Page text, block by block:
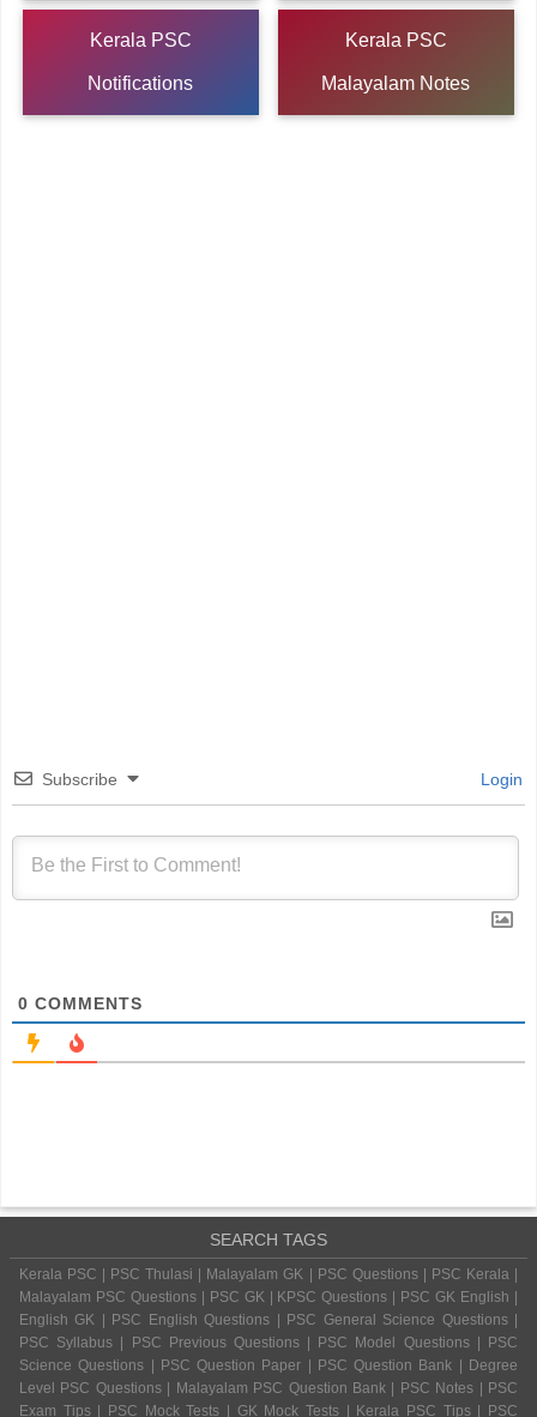
Kerala PSC
Notifications
Kerala PSC
Malayalam Notes
Subscribe Login
0 COMMENTS
SEARCH TAGS
Kerala PSC | PSC Thulasi | Malayalam GK | PSC Questions | PSC Kerala |
Malayalam PSC Questions | PSC GK | KPSC Questions | PSC GK English |
English GK | PSC English Questions | PSC General Science Questions |
PSC Syllabus | PSC Previous Questions | PSC Model Questions | PSC
Science Questions | PSC Question Paper | PSC Question Bank | Degree
Level PSC Questions | Malayalam PSC Question Bank | PSC Notes | PSC
Exam Tips | PSC Mock Tests | GK Mock Tests | Kerala PSC Tips | PSC